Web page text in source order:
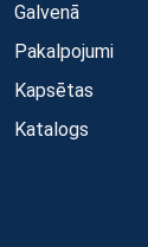
Galvenā
Pakalpojumi
Kapsētas
Katalogs